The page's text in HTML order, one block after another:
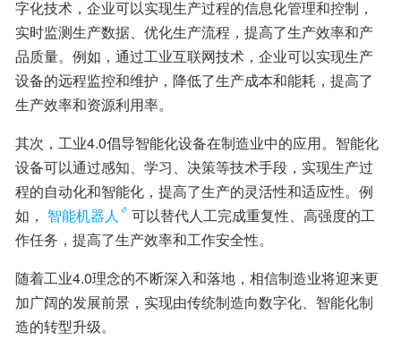
字化技术，企业可以实现生产过程的信息化管理和控制，
实时监测生产数据、优化生产流程，提高了生产效率和产
品质量。例如，通过工业互联网技术，企业可以实现生产
设备的远程监控和维护，降低了生产成本和能耗，提高了
生产效率和资源利用率。
其次，工业4.0倡导智能化设备在制造业中的应用。智能化
设备可以通过感知、学习、决策等技术手段，实现生产过
程的自动化和智能化，提高了生产的灵活性和适应性。例
如， 智能机器人
可以替代人工完成重复性、高强度的工
作任务，提高了生产效率和工作安全性。
随着工业4.0理念的不断深入和落地，相信制造业将迎来更
加广阔的发展前景，实现由传统制造向数字化、智能化制
造的转型升级。